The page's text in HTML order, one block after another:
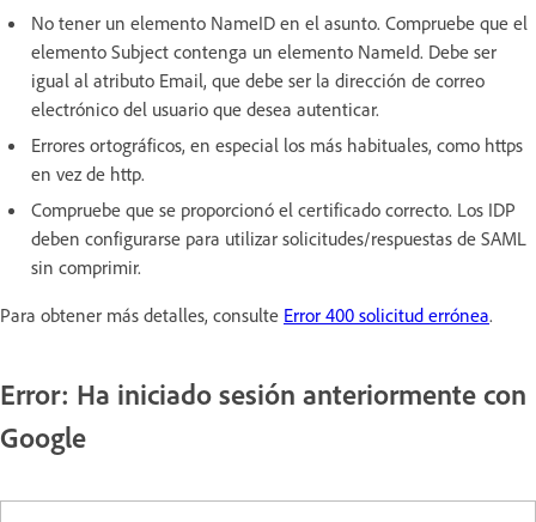
No tener un elemento NameID en el asunto. Compruebe que el
elemento Subject contenga un elemento NameId. Debe ser
igual al atributo Email, que debe ser la dirección de correo
electrónico del usuario que desea autenticar.
Errores ortográficos, en especial los más habituales, como https
en vez de http.
Compruebe que se proporcionó el certificado correcto. Los IDP
deben configurarse para utilizar solicitudes/respuestas de SAML
sin comprimir.
Para obtener más detalles, consulte Error 400 solicitud errónea.
Error: Ha iniciado sesión anteriormente con
Google